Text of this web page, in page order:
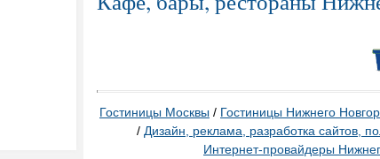
Гостиницы Москвы / Гостиницы Нижнего
/ Дизайн, реклама, разработка сайтов,
Интернет-провайдеры